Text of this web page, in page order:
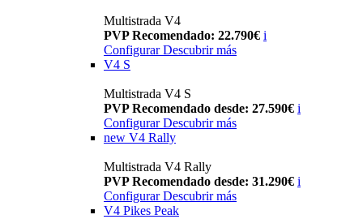
Multistrada V4
PVP Recomendado: 22.790€ i
Configurar Descubrir más
V4 S
Multistrada V4 S
PVP Recomendado desde: 27.590€ i
Configurar Descubrir más
new V4 Rally
Multistrada V4 Rally
PVP Recomendado desde: 31.290€ i
Configurar Descubrir más
V4 Pikes Peak